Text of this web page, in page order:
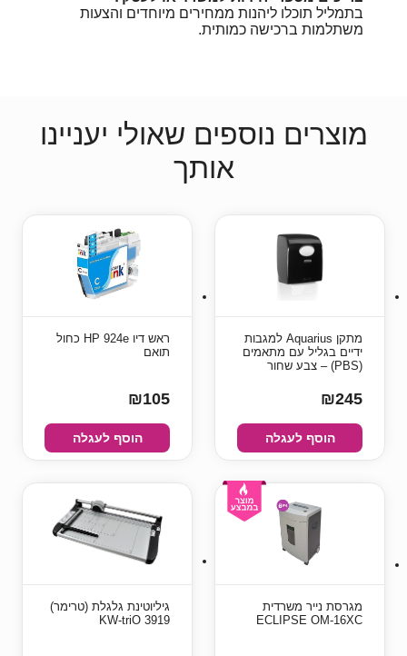
בתמליל תוכלו ליהנות ממחירים מיוחדים והצעות
משתלמות ברכישה כמותית.
מוצרים נוספים שאולי יעניינו
אותך
מתקן Aquarius למגבות
ידיים בגליל עם מתאמים
(PBS) – צבע שחור
₪245
הוסף לעגלה
ראש דיו HP 924e כחול
תואם
₪105
הוסף לעגלה
מגרסת נייר משרדית
ECLIPSE OM-16XC
גיליוטינת גלגלת (טרימר)
KW-triO 3919